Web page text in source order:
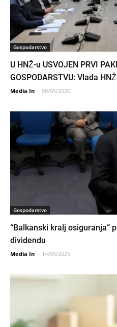
Gospodarstvo
U HNŽ-u USVOJEN PRVI
GOSPODARSTVU: Vlada
Media In - 09/05/2020
Gospodarstvo
“Balkanski kralj osiguranja”
dividendu
Media In - 14/05/2025